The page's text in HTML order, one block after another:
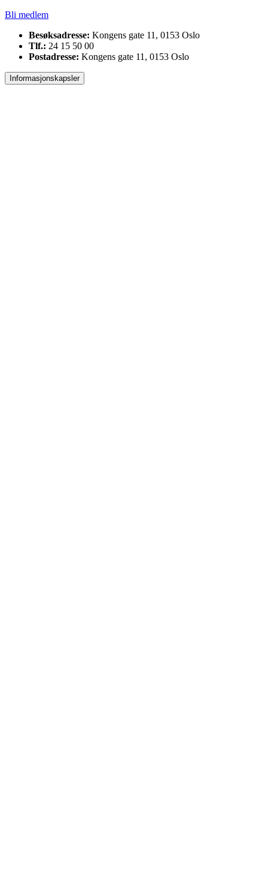
Bli medlem
Besøksadresse: Kongens gate 11, 0153 Oslo
Tlf.: 24 15 50 00
Postadresse: Kongens gate 11, 0153 Oslo
Informasjonskapsler